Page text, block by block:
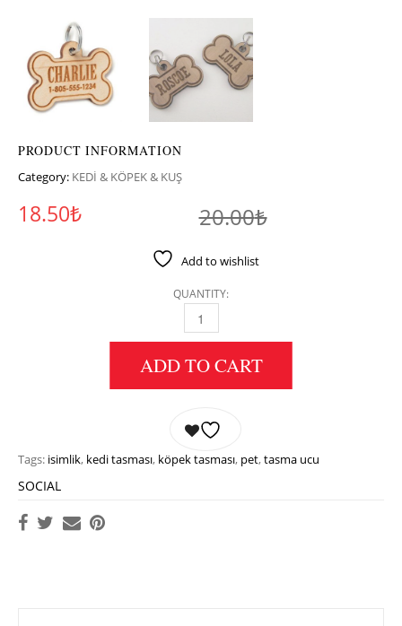
PRODUCT INFORMATION
Category: KEDİ & KÖPEK & KUŞ
20.00₺
18.50₺
Add to wishlist
QUANTITY:
KEDI KÖPEK TASMA UCU QUANTITY
ADD TO CART
Tags: isimlik, kedi tasması, köpek tasması, pet,tasma ucu
SOCIAL